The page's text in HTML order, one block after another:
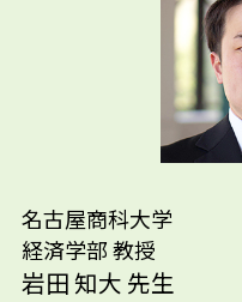
名古屋商科大学
経済学部 教授
岩田 知大 先生
先生の学問へ
先輩たちはど